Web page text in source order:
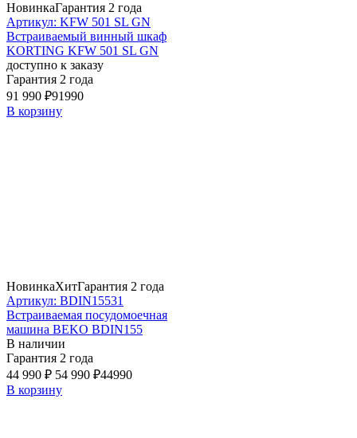
НовинкаГарантия 2 года
Артикул: KFW 501 SL GN
Встраиваемый винный шкаф
KORTING KFW 501 SL GN
доступно к заказу
Гарантия 2 года
91 990 ₽91990
В корзину
НовинкаХитГарантия 2 года
Артикул: BDIN15531
Встраиваемая посудомоечная
машина BEKO BDIN155
В наличии
Гарантия 2 года
44 990 ₽ 54 990 ₽44990
В корзину